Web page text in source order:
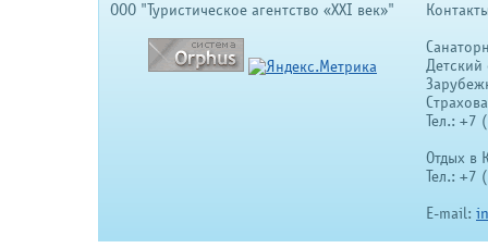
OOO "Туристическое агентство «XXI век»"
Детский
Тел.: +7
Отдых в
Тел.: +7
E-mail: